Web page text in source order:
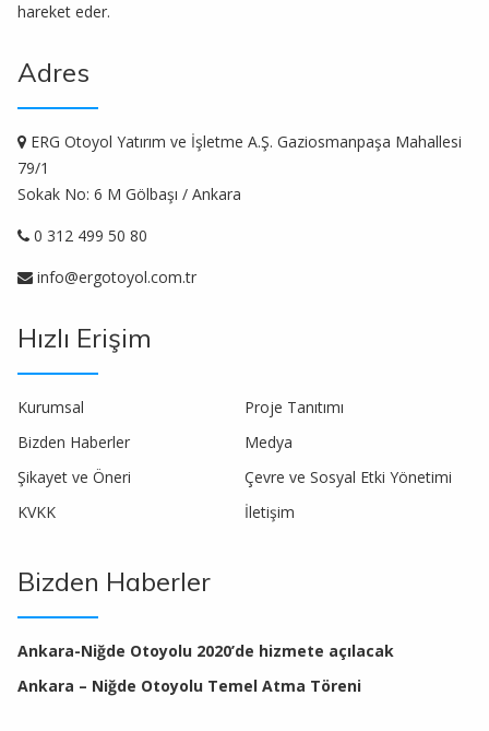
hareket eder.
Adres
ERG Otoyol Yatırım ve İşletme A.Ş. Gaziosmanpaşa Mahallesi
79/1
Sokak No: 6 M Gölbaşı / Ankara
0 312 499 50 80
info@ergotoyol.com.tr
Hızlı Erişim
Kurumsal
Proje Tanıtımı
Bizden Haberler
Medya
Şikayet ve Öneri
Çevre ve Sosyal Etki Yönetimi
KVKK
İletişim
Bizden Haberler
Ankara-Niğde Otoyolu 2020’de hizmete açılacak
Ankara – Niğde Otoyolu Temel Atma Töreni